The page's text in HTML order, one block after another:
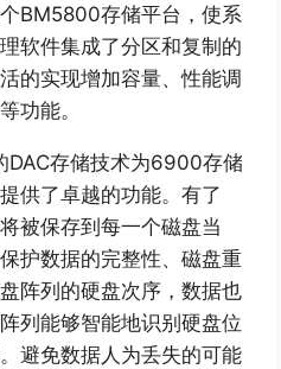
BM5800存储平台，使系
软件集成了分区和复制的
的实现增加容量、性能调
功能。
DAC存储技术为6900存储
供了卓越的功能。有了
被保存到每一个磁盘当
护数据的完整性、磁盘重
阵列的硬盘次序，数据也
列能够智能地识别硬盘位
避免数据人为丢失的可能